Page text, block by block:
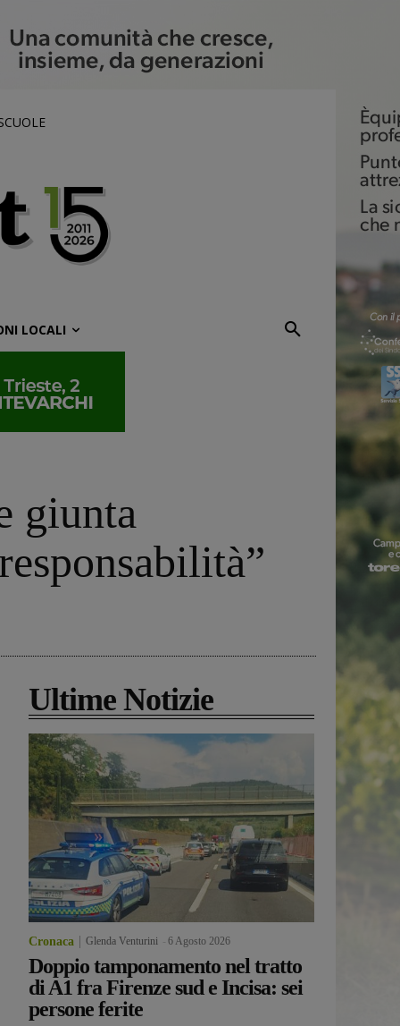
LOCALI
giunta
Ultime Notizie
Cronaca Glenda Venturini 6 Agosto 2026
Doppio tamponamento nel tratto
di A1 fra Firenze sud e Incisa: sei
persone ferite